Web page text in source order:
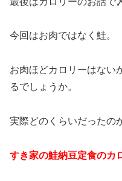
今回はお肉ではなく鮭。
お肉ほどカロリーはない
るでしょうか。
実際どのくらいだったの
すき家の鮭納豆定食のカ